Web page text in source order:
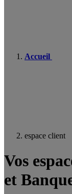
Accueil
espace client
Vos
et